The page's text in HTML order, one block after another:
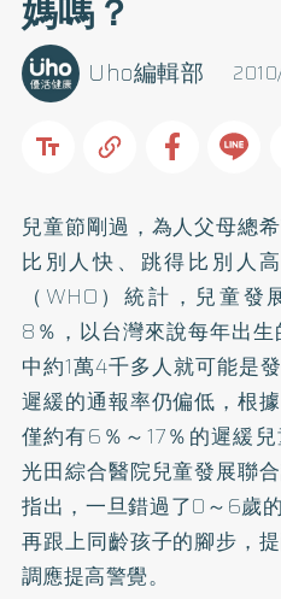
媽嗎？
Uho編輯部
兒童節剛過，為人父母總
比別人快、跳得比別人
（WHO）統計，兒童
8％，以台灣來說每年出
中約1萬4千多人就可能是
遲緩的通報率仍偏低，根
僅約有6％～17％的遲緩
光田綜合醫院兒童發展聯
指出，一旦錯過了0～6歲
再跟上同齡孩子的腳步，
調應提高警覺。